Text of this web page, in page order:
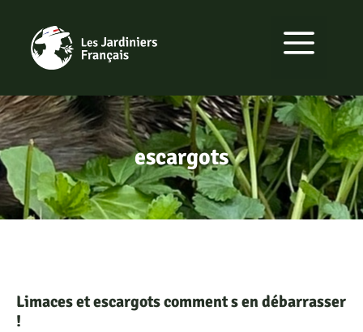
contenu
MENU
escargots
Limaces et escargots comment s en débarrasser
!